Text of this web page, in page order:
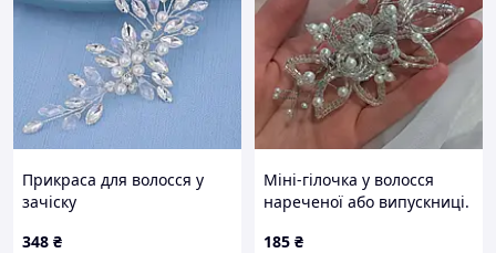
Прикраса для волосся у
зачіску
348 ₴
Міні-гілочка у волосся
нареченої або випускниці.
185 ₴